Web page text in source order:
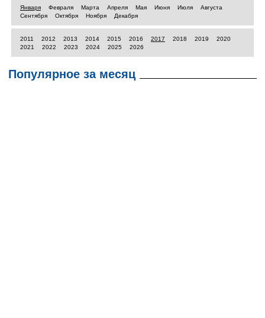
Января Февраля Марта Апреля Мая Июня Июля
Августа
Сентября
Октября Ноября Декабря
2011 2012 2013 2014 2015 2016 2017 2018 2019
2020
2021
2022 2023 2024 2025 2026
Популярное за месяц